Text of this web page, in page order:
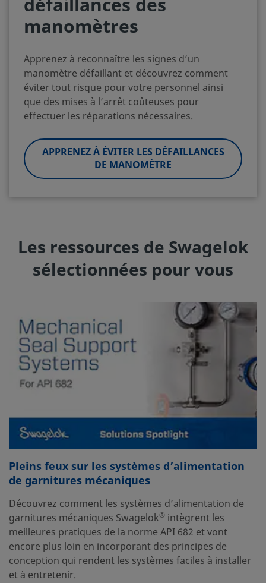
défaillances des
manomètres
Apprenez à reconnaître les signes d’un
manomètre défaillant et découvrez comment
éviter tout risque pour votre personnel ainsi
que des mises à l’arrêt coûteuses pour
effectuer les réparations nécessaires.
APPRENEZ À ÉVITER LES DÉFAILLANCES
DE MANOMÈTRE
Les ressources de Swagelok
sélectionnées pour vous
Pleins feux sur les systèmes d’alimentation
de garnitures mécaniques
Découvrez comment les systèmes d’alimentation de
garnitures mécaniques Swagelok® intègrent les
meilleures pratiques de la norme API 682 et vont
encore plus loin en incorporant des principes de
conception qui rendent les systèmes faciles à installer
et à entretenir.